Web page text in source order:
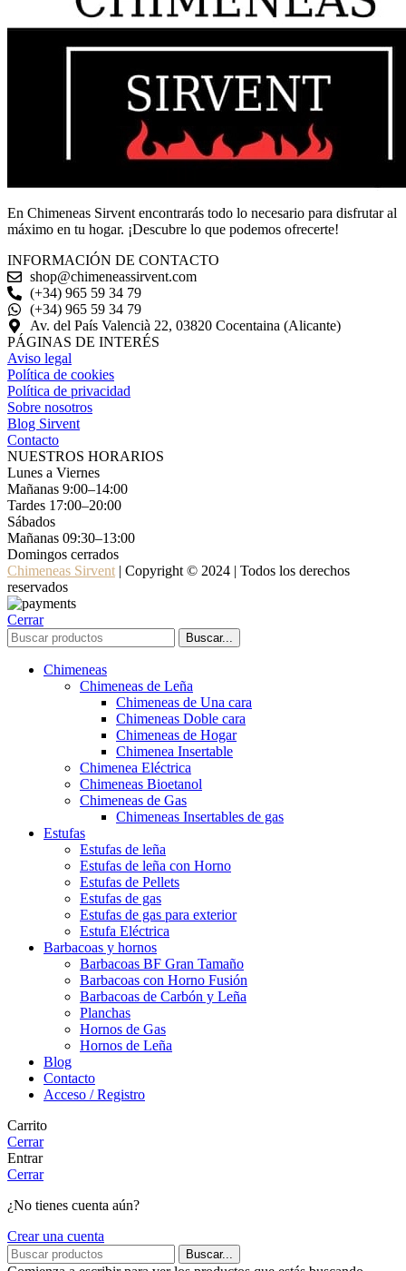
En Chimeneas Sirvent encontrarás todo lo necesario para disfrutar al
máximo en tu hogar. ¡Descubre lo que podemos ofrecerte!
INFORMACIÓN DE CONTACTO
shop@chimeneassirvent.com
(+34) 965 59 34 79
(+34) 965 59 34 79
Av. del País Valencià 22, 03820 Cocentaina (Alicante)
PÁGINAS DE INTERÉS
Aviso legal
Política de cookies
Política de privacidad
Sobre nosotros
Blog Sirvent
Contacto
NUESTROS HORARIOS
Lunes a Viernes
Mañanas 9:00–14:00
Tardes 17:00–20:00
Sábados
Mañanas 09:30–13:00
Domingos cerrados
Chimeneas Sirvent | Copyright © 2024 | Todos los derechos
reservados
Cerrar
Buscar...
Chimeneas
Chimeneas de Leña
Chimeneas de Una cara
Chimeneas Doble cara
Chimeneas de Hogar
Chimenea Insertable
Chimenea Eléctrica
Chimeneas Bioetanol
Chimeneas de Gas
Chimeneas Insertables de gas
Estufas
Estufas de leña
Estufas de leña con Horno
Estufas de Pellets
Estufas de gas
Estufas de gas para exterior
Estufa Eléctrica
Barbacoas y hornos
Barbacoas BF Gran Tamaño
Barbacoas con Horno Fusión
Barbacoas de Carbón y Leña
Planchas
Hornos de Gas
Hornos de Leña
Blog
Contacto
Acceso / Registro
Carrito
Cerrar
Entrar
Cerrar
¿No tienes cuenta aún?
Crear una cuenta
Buscar...